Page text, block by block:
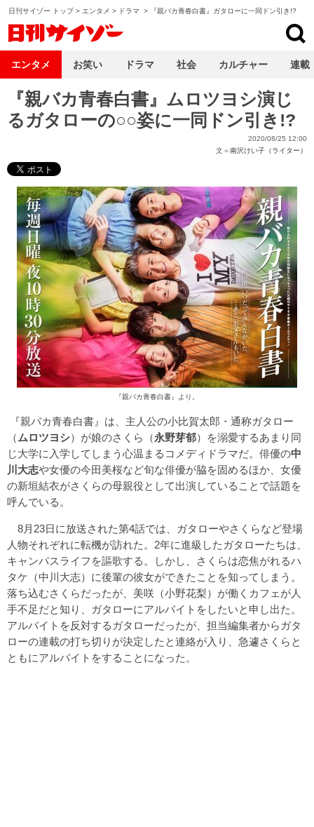
日刊サイゾー トップ> エンタメ > ドラマ > 『親バカ青春白書』ガタローに一同ドン引き!?
『親バカ青春白書』ムロツヨシ演じ
るガタローの○○姿に一同ドン引き!?
2020/08/25 12:00
文＝南沢けい子（ライター）
『親バカ青春白書』より。
『親バカ青春白書』は、主人公の小比賀太郎・通称ガタロー
（ムロツヨシ）が娘のさくら（永野芽郁）を溺愛するあまり同
じ大学に入学してしまう心温まるコメディドラマだ。俳優の中
川大志や女優の今田美桜など旬な俳優が脇を固めるほか、女優
の新垣結衣がさくらの母親役として出演していることで話題を
呼んでいる。
8月23日に放送された第4話では、ガタローやさくらなど登場
人物それぞれに転機が訪れた。2年に進級したガタローたちは、
キャンパスライフを謳歌する。しかし、さくらは恋焦がれるハ
タケ（中川大志）に後輩の彼女ができたことを知ってしまう。
落ち込むさくらだったが、美咲（小野花梨）が働くカフェが人
手不足だと知り、ガタローにアルバイトをしたいと申し出た。
アルバイトを反対するガタローだったが、担当編集者からガタ
ローの連載の打ち切りが決定したと連絡が入り、急遽さくらと
ともにアルバイトをすることになった。
エンタメ お笑い ドラマ 社会 カルチャー 連載